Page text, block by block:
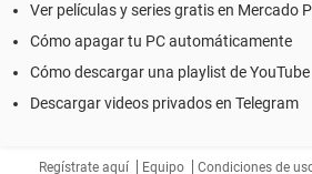
Ver películas y series gratis en Mercado
Cómo apagar tu PC automáticamente
Cómo descargar una playlist de YouTube
Descargar videos privados en Telegram
Regístrate aquí Equipo Condiciones de